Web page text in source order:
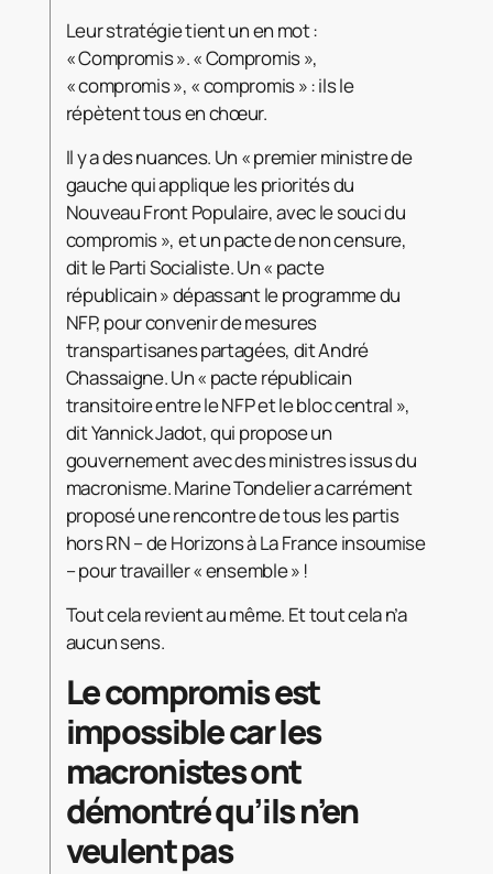
Leur stratégie tient un en mot :
« Compromis ». « Compromis »,
« compromis », « compromis » : ils le
répètent tous en chœur.
Il y a des nuances. Un « premier ministre de
gauche qui applique les priorités du
Nouveau Front Populaire, avec le souci du
compromis », et un pacte de non censure,
dit le Parti Socialiste. Un « pacte
républicain » dépassant le programme du
NFP, pour convenir de mesures
transpartisanes partagées, dit André
Chassaigne. Un « pacte républicain
transitoire entre le NFP et le bloc central »,
dit Yannick Jadot, qui propose un
gouvernement avec des ministres issus du
macronisme. Marine Tondelier a carrément
proposé une rencontre de tous les partis
hors RN – de Horizons à La France insoumise
– pour travailler « ensemble » !
Tout cela revient au même. Et tout cela n’a
aucun sens.
Le compromis est
impossible car les
macronistes ont
démontré qu’ils n’en
veulent pas